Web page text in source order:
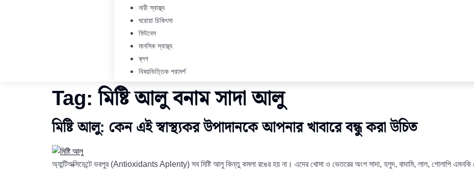
নারী স্বাস্থ্য
ঘরোয়া চিকিৎসা
ফিটনেস
মানসিক স্বাস্থ্য
ব্লগ
বিষয়ভিত্তিক পরামর্শ
Tag:মিষ্টি আলু বনাম সাদা আলু
মিষ্টি আলু: কেন এই স্বাস্থ্যকর উপাদানকে আপনার খাবারে বন্ধু করা উচিত
অ্যান্টিঅক্সিডেন্টে ভরপুর (Antioxidants Aplenty) সব মিষ্টি আলু কিন্তু কমলা রঙের হয় না। এদের খোসা ও ভেতরের অংশ সাদা, হলুদ, বাদামি, লাল, গোলাপি এমনকি